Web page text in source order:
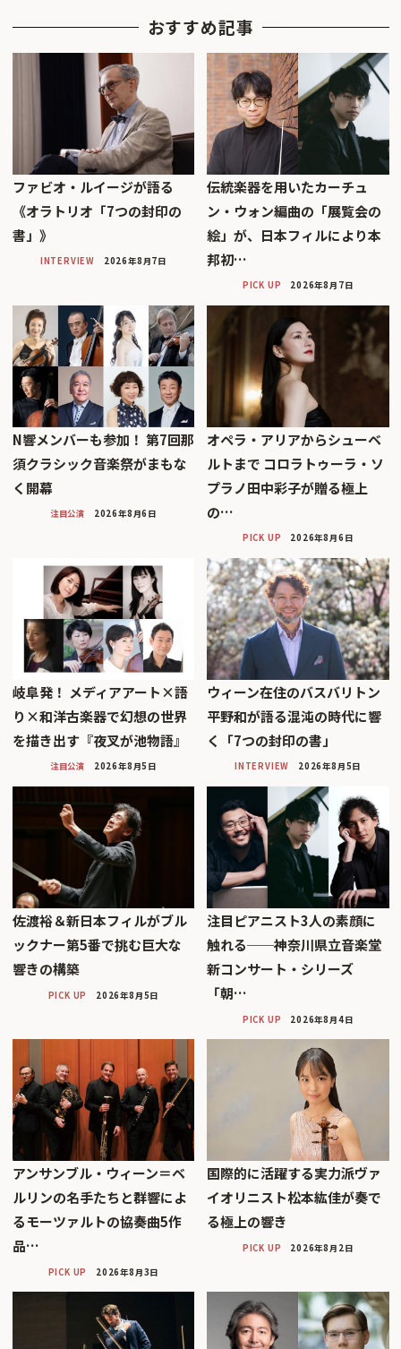
おすすめ記事
ファビオ・ルイージが語る
《オラトリオ「7つの封印の
書」》
INTERVIEW 2026年8月7日
伝統楽器を用いたカーチュ
ン・ウォン編曲の「展覧会の
絵」が、日本フィルにより本
邦初…
PICK UP 2026年8月7日
N響メンバーも参加！ 第7回那
須クラシック音楽祭がまもな
く開幕
注目公演 2026年8月6日
オペラ・アリアからシューベ
ルトまで コロラトゥーラ・ソ
プラノ田中彩子が贈る極上
の…
PICK UP 2026年8月6日
岐阜発！ メディアアート×語
り×和洋古楽器で幻想の世界
を描き出す『夜叉が池物語』
注目公演 2026年8月5日
ウィーン在住のバスバリトン
平野和が語る混沌の時代に響
く「7つの封印の書」
INTERVIEW 2026年8月5日
佐渡裕＆新日本フィルがブル
ックナー第5番で挑む巨大な
響きの構築
PICK UP 2026年8月5日
注目ピアニスト3人の素顔に
触れる──神奈川県立音楽堂
新コンサート・シリーズ
「朝…
PICK UP 2026年8月4日
アンサンブル・ウィーン＝ベ
ルリンの名手たちと群響によ
るモーツァルトの協奏曲5作
品…
PICK UP 2026年8月3日
国際的に活躍する実力派ヴァ
イオリニスト松本紘佳が奏で
る極上の響き
PICK UP 2026年8月2日